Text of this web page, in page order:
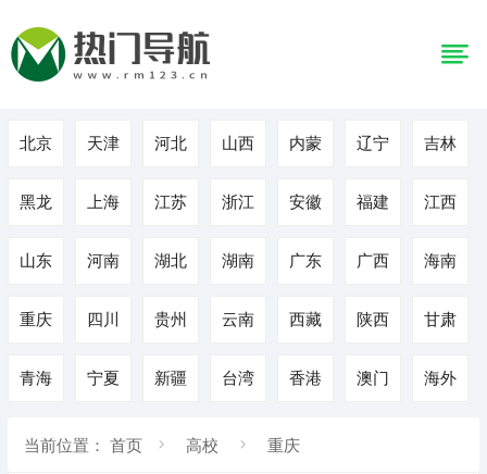
北京 天津 河北 山西 内蒙 辽宁 吉林
黑龙 上海 江苏 浙江 安徽 福建 江西
山东 河南 湖北 湖南 广东 广西 海南
重庆 四川 贵州 云南 西藏 陕西 甘肃
青海 宁夏 新疆 台湾 香港 澳门 海外
当前位置： 首页 高校 重庆